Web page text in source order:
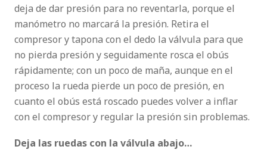
deja de dar presión para no reventarla, porque el
manómetro no marcará la presión. Retira el
compresor y tapona con el dedo la válvula para que
no pierda presión y seguidamente rosca el obús
rápidamente; con un poco de maña, aunque en el
proceso la rueda pierde un poco de presión, en
cuanto el obús está roscado puedes volver a inflar
con el compresor y regular la presión sin problemas.
Deja las ruedas con la válvula abajo…